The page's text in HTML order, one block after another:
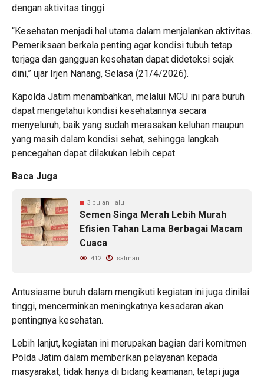
dengan aktivitas tinggi.
“Kesehatan menjadi hal utama dalam menjalankan aktivitas.
Pemeriksaan berkala penting agar kondisi tubuh tetap
terjaga dan gangguan kesehatan dapat dideteksi sejak
dini,” ujar Irjen Nanang, Selasa (21/4/2026).
Kapolda Jatim menambahkan, melalui MCU ini para buruh
dapat mengetahui kondisi kesehatannya secara
menyeluruh, baik yang sudah merasakan keluhan maupun
yang masih dalam kondisi sehat, sehingga langkah
pencegahan dapat dilakukan lebih cepat.
Baca Juga
3 bulan lalu
Semen Singa Merah Lebih Murah
Efisien Tahan Lama Berbagai Macam
Cuaca
412 salman
Antusiasme buruh dalam mengikuti kegiatan ini juga dinilai
tinggi, mencerminkan meningkatnya kesadaran akan
pentingnya kesehatan.
Lebih lanjut, kegiatan ini merupakan bagian dari komitmen
Polda Jatim dalam memberikan pelayanan kepada
masyarakat, tidak hanya di bidang keamanan, tetapi juga